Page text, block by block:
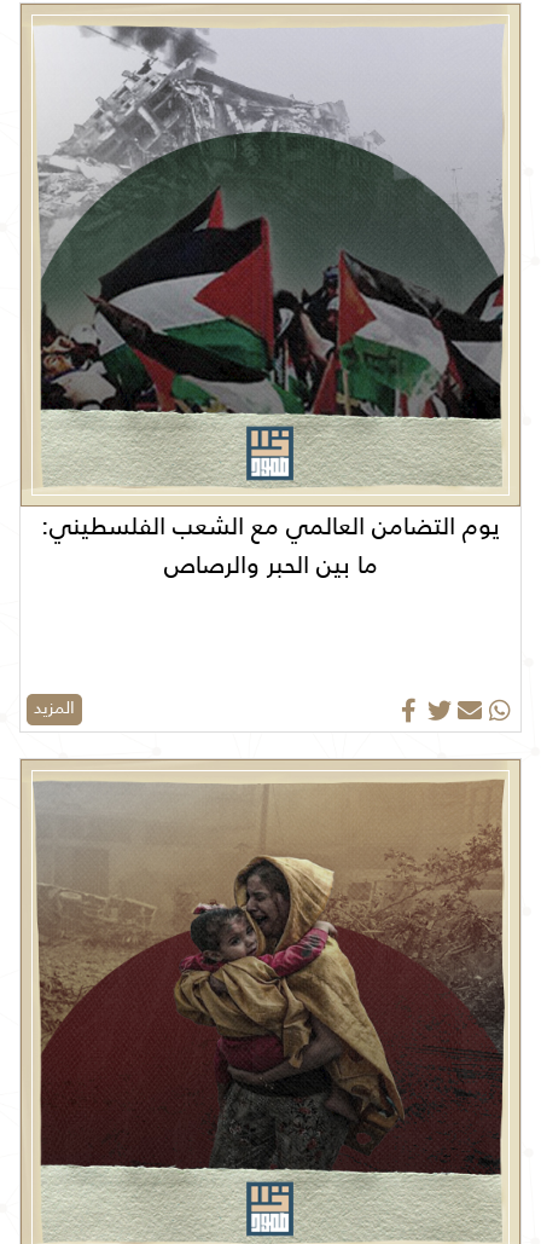
يوم التضامن العالمي مع الشعب الفلسطيني:
ما بين الحبر والرصاص
المزيد